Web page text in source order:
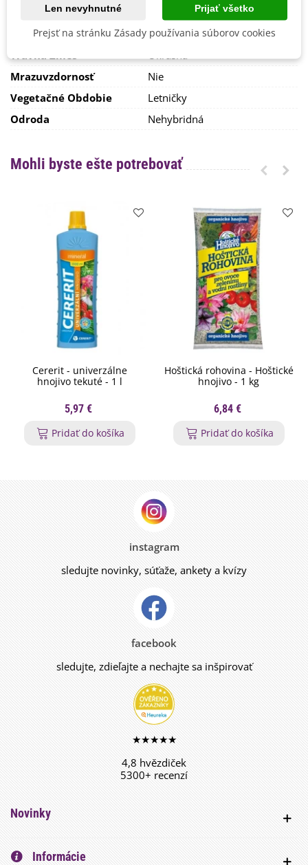
pomalšie rastúcim druhom rastlín alebo rastlinám, ktoré
vyklíčili neskôr. Kosením sa teda podporujedruhová
pestrosť lúčnych kvetov.
Výrobca
Černý - BioPro
Veľkosť Balenia
20 g
Trávna Zmes
Okrasná
Mrazuvzdornosť
Nie
Vegetačné Obdobie
Letničky
Odroda
Nehybridná
Mohli byste ešte potrebovať
Cererit - univerzálne
hnojivo tekuté - 1 l
5,97 €
Pridať do košíka
Hoštická rohovina - Hoštické
hnojivo - 1 kg
6,84 €
Pridať do košíka
instagram
sledujte novinky, súťaže, ankety a kvízy
facebook
sledujte, zdieľajte a nechajte sa inšpirovať
★★★★★
4,8 hvězdiček
5300+ recenzí
Novinky
Informácie
Len nevyhnutné Prijať všetko
Prejsť na stránku Zásady používania súborov cookies